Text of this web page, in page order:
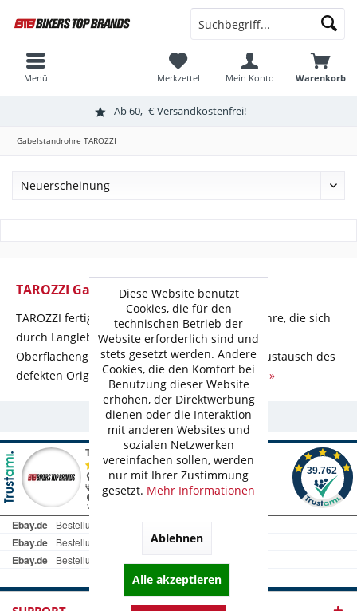
Ab 60,- € Versandkostenfrei!
Warenkorb
Merkzettel Mein Konto
Menü
Gabelstandrohre TAROZZI
TAROZZI Gabelstandrohre
TAROZZI fertigt qualitativ hochwertige Standrohre, die sich
durch Langlebigkeit aufgrund hervorragender
Oberflächengüte auszeichnen. Verwendung: Austausch des
defekten Originalstandrohres...mehr erfahren »
Ab 60,- € Versandkostenfrei!
Diese Website benutzt
Cookies, die für den
technischen Betrieb der
Website erforderlich sind und
stets gesetzt werden. Andere
Cookies, die den Komfort bei
Benutzung dieser Website
erhöhen, der Direktwerbung
dienen oder die Interaktion
mit anderen Websites und
sozialen Netzwerken
vereinfachen sollen, werden
nur mit Ihrer Zustimmung
gesetzt. Mehr Informationen
Ablehnen
Alle akzeptieren